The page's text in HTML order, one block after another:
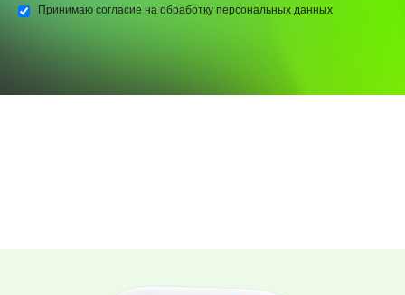
Принимаю согласие на обработку персональных данных